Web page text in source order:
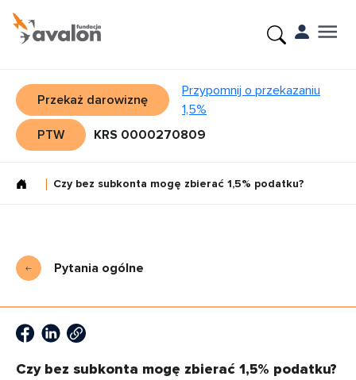
Przekaż darowiznę
Przypomnij o przekazaniu
1,5%
PTW
KRS 0000270809
Czy bez subkonta mogę zbierać 1,5% podatku?
Pytania ogólne
Czy bez subkonta mogę zbierać 1,5% podatku?